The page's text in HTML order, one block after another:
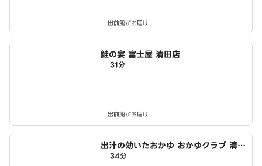
出前館がお届け
鮭の宴 富士屋 清田店
31分
出前館がお届け
出汁の効いたおかゆ おかゆクラブ 清田
34分